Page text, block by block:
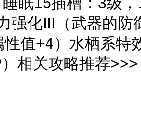
强化III（武器的防
性值+4）水栖系特
相关攻略推荐